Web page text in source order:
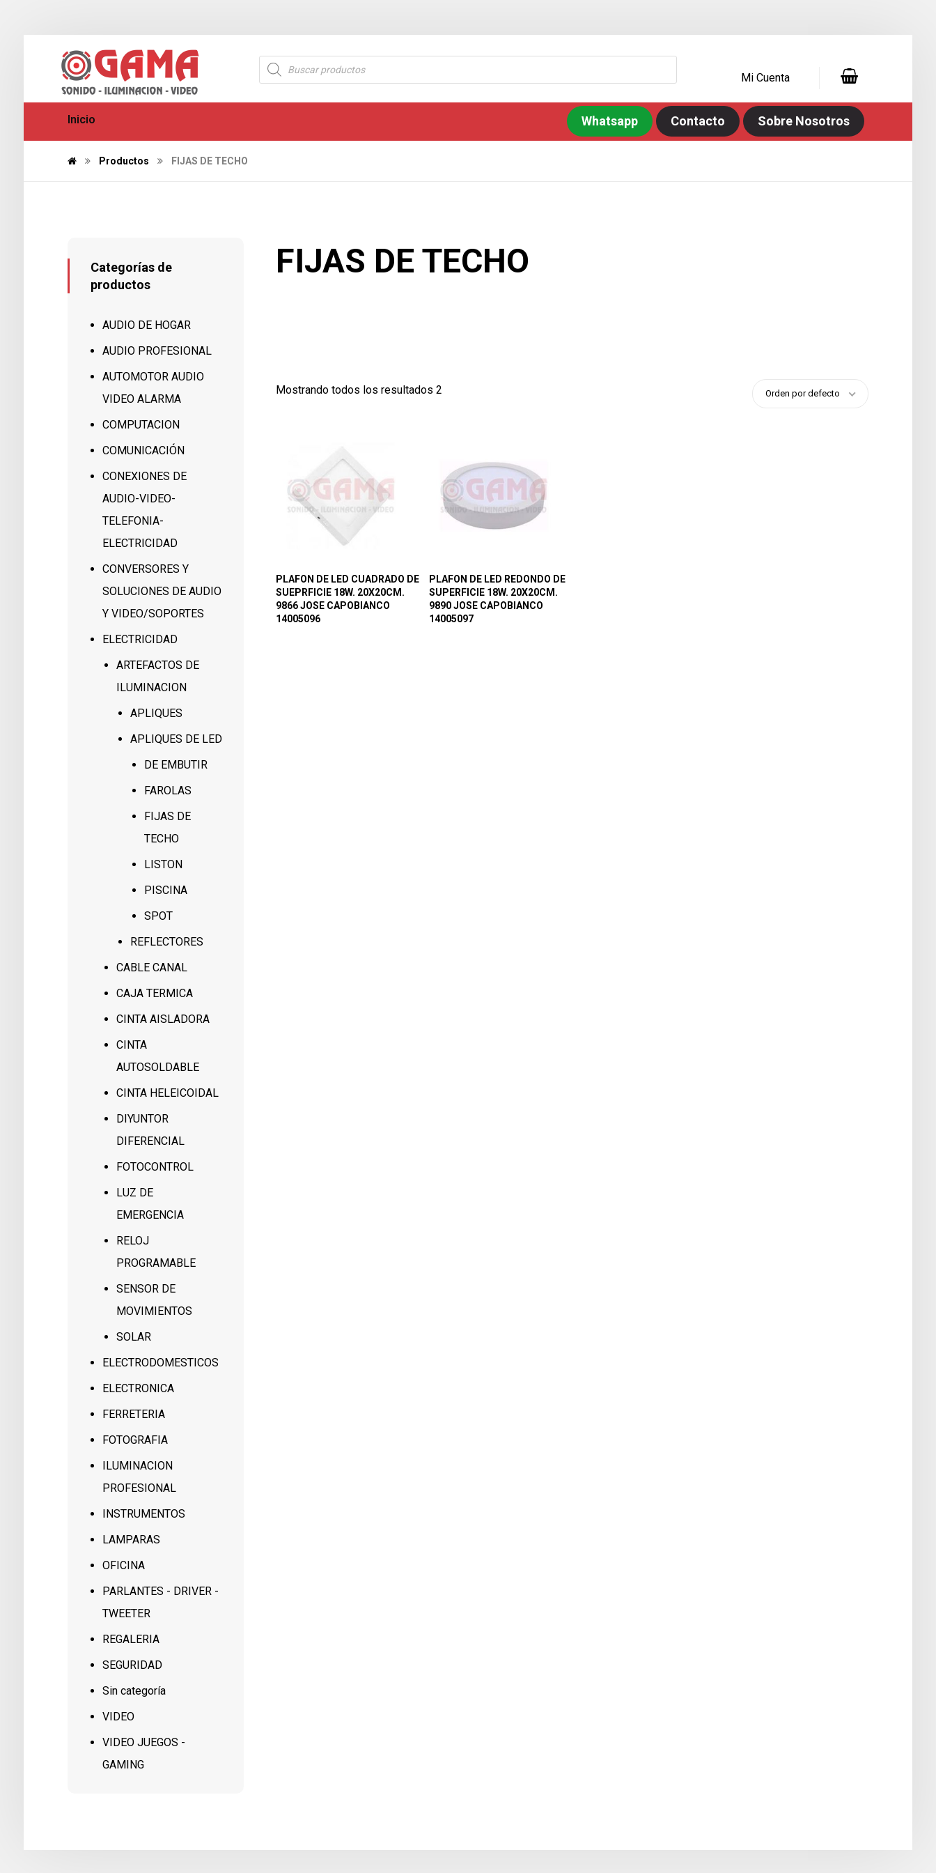
Mi Cuenta
Inicio Sobre Nosotros
Contacto
Whatsapp
Productos FIJAS DE TECHO
FIJAS DE TECHO
Mostrando todos los resultados 2 Orden por defecto
PLAFON DE LED CUADRADO DE
SUEPRFICIE 18W. 20X20CM.
9866 JOSE CAPOBIANCO
14005096
PLAFON DE LED REDONDO DE
SUPERFICIE 18W. 20X20CM.
9890 JOSE CAPOBIANCO
14005097
Categorías de
productos
AUDIO DE HOGAR
AUDIO PROFESIONAL
AUTOMOTOR AUDIO
VIDEO ALARMA
COMPUTACION
COMUNICACIÓN
CONEXIONES DE
AUDIO-VIDEO-
TELEFONIA-
ELECTRICIDAD
CONVERSORES Y
SOLUCIONES DE AUDIO
Y VIDEO/SOPORTES
ELECTRICIDAD
ARTEFACTOS DE
ILUMINACION
APLIQUES
APLIQUES DE LED
DE EMBUTIR
FAROLAS
FIJAS DE
TECHO
LISTON
PISCINA
SPOT
REFLECTORES
CABLE CANAL
CAJA TERMICA
CINTA AISLADORA
CINTA
AUTOSOLDABLE
CINTA HELEICOIDAL
DIYUNTOR
DIFERENCIAL
FOTOCONTROL
LUZ DE
EMERGENCIA
RELOJ
PROGRAMABLE
SENSOR DE
MOVIMIENTOS
SOLAR
ELECTRODOMESTICOS
ELECTRONICA
FERRETERIA
FOTOGRAFIA
ILUMINACION
PROFESIONAL
INSTRUMENTOS
LAMPARAS
OFICINA
PARLANTES - DRIVER -
TWEETER
REGALERIA
SEGURIDAD
Sin categoría
VIDEO
VIDEO JUEGOS -
GAMING